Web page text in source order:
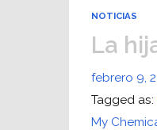
NOTICIAS
La
febrero 9,
Tagged as:
My